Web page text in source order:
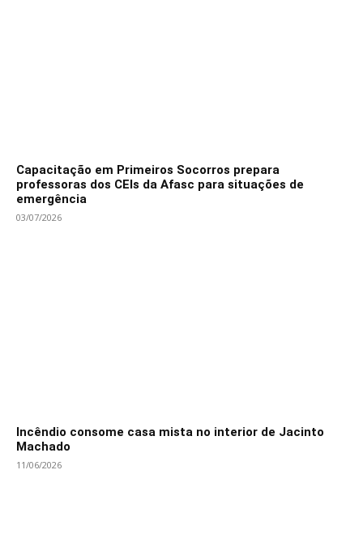
Capacitação em Primeiros Socorros prepara
professoras dos CEIs da Afasc para situações de
emergência
03/07/2026
Incêndio consome casa mista no interior de Jacinto
Machado
11/06/2026